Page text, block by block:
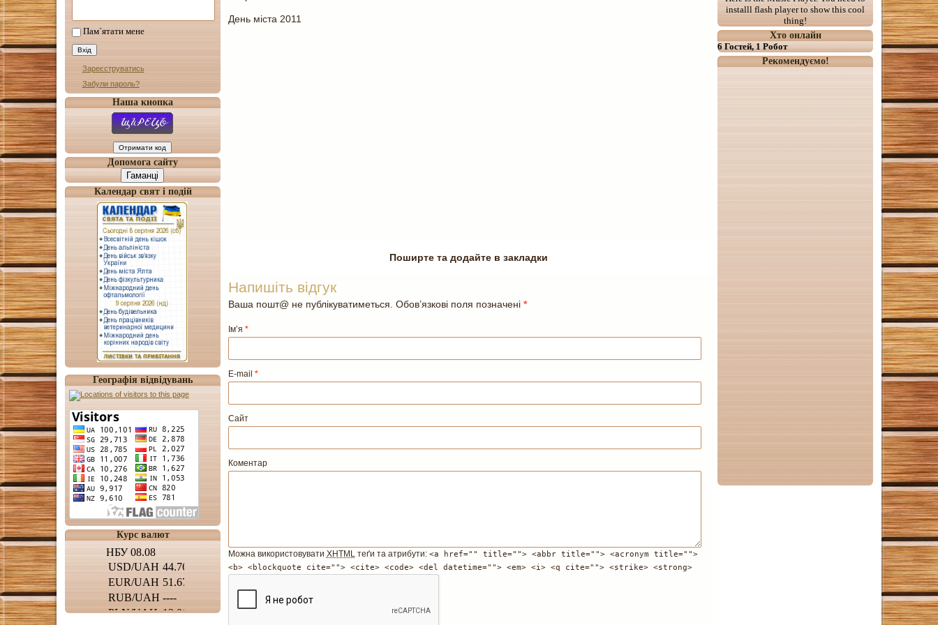
Пам`ятати мене
Зареєструватись
Забули пароль?
Наша кнопка
Допомога сайту
Гаманці
Календар свят і подій
Географія відвідувань
Курс валют
День міста 2011
Поширте та додайте в закладки
Напишіть відгук
Ваша пошт@ не публікуватиметься. Обов’язкові поля позначені *
Ім’я *
E-mail *
Сайт
Коментар
Можна використовувати XHTML теґи та атрибути: <a href="" title=""> <abbr title=""> <acronym title="">
<b> <blockquote cite=""> <cite> <code> <del datetime=""> <em> <i> <q cite=""> <strike> <strong>
installl flash player to show this cool
thing!
Хто онлайн
6 Гостей, 1 Робот
Рекомендуємо!